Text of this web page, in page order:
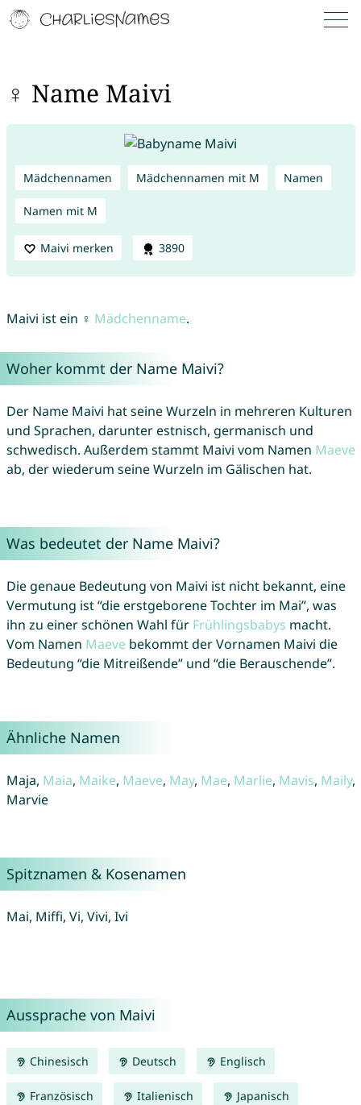
♀ Name Maivi
Mädchennamen Mädchennamen mit M Namen
Namen mit M
Maivi merken 3890
Maivi ist ein ♀ Mädchenname.
Woher kommt der Name Maivi?
Der Name Maivi hat seine Wurzeln in mehreren Kulturen
und Sprachen, darunter estnisch, germanisch und
schwedisch. Außerdem stammt Maivi vom Namen Maeve
ab, der wiederum seine Wurzeln im Gälischen hat.
Was bedeutet der Name Maivi?
Die genaue Bedeutung von Maivi ist nicht bekannt, eine
Vermutung ist “die erstgeborene Tochter im Mai”, was
ihn zu einer schönen Wahl für Frühlingsbabys macht.
Vom Namen Maeve bekommt der Vornamen Maivi die
Bedeutung “die Mitreißende” und “die Berauschende”.
Ähnliche Namen
Maja, Maia, Maike, Maeve, May, Mae, Marlie, Mavis, Maily,
Marvie
Spitznamen & Kosenamen
Mai, Miffi, Vi, Vivi, Ivi
Aussprache von Maivi
Chinesisch Deutsch Englisch
Französisch Italienisch Japanisch